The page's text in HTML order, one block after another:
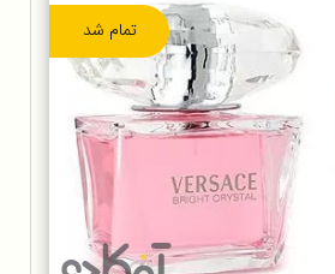
تمام شد